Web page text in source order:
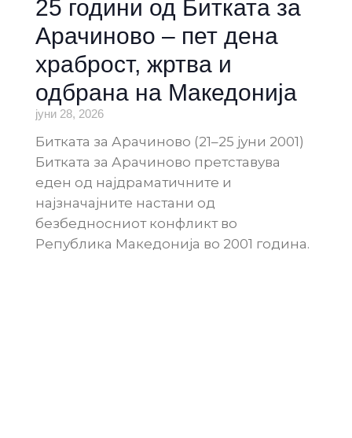
25 години од Битката за
Арачиново – пет дена
храброст, жртва и
одбрана на Македонија
јуни 28, 2026
Битката за Арачиново (21–25 јуни 2001)
Битката за Арачиново претставува
еден од најдраматичните и
најзначајните настани од
безбедносниот конфликт во
Република Македонија во 2001 година.